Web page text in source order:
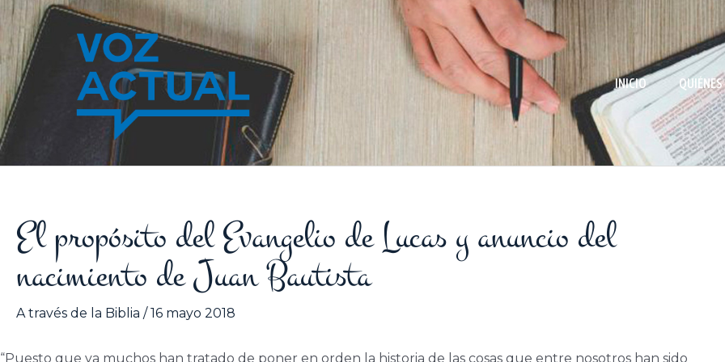
contenido
INICIO
El propósito del Evangelio de Lucas y anuncio del
nacimiento de Juan Bautista
A través de la Biblia /16 mayo 2018
“Puesto que ya muchos han tratado de poner en orden la historia de las cosas que entre nosotros han sido